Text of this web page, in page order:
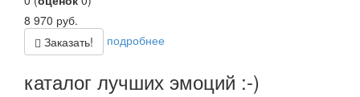
8 970 руб.
Заказать!
подробнее
каталог лучших эмоций :-)